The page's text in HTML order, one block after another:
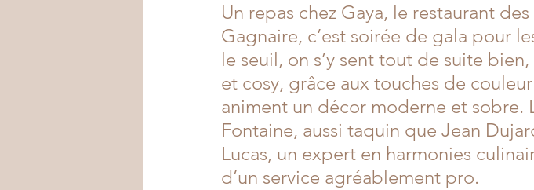
Un repas chez Gaya, le restaurant
Gagnaire, c’est soirée de gala pour
le seuil, on s’y sent tout de suite
et cosy, grâce aux touches de
animent un décor moderne et sobre.
Fontaine, aussi taquin que Jean
Lucas, un expert en harmonies
d’un service agréablement pro.